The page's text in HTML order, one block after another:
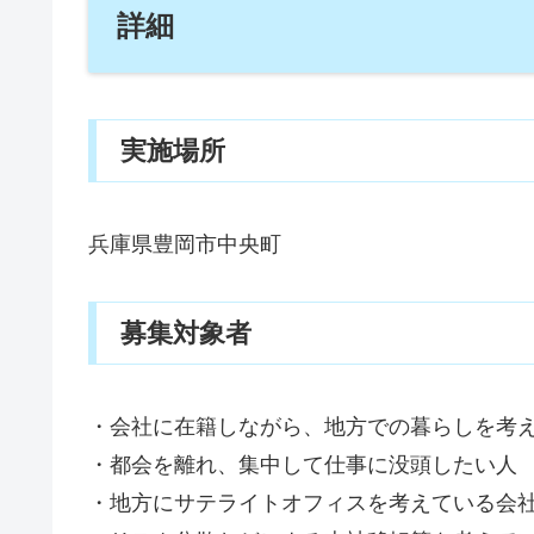
詳細
実施場所
兵庫県豊岡市中央町
募集対象者
・会社に在籍しながら、地方での暮らしを考
・都会を離れ、集中して仕事に没頭したい人
・地方にサテライトオフィスを考えている会